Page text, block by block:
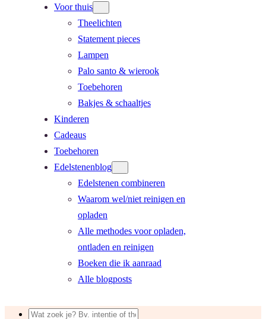
Voor thuis
Theelichten
Statement pieces
Lampen
Palo santo & wierook
Toebehoren
Bakjes & schaaltjes
Kinderen
Cadeaus
Toebehoren
Edelstenenblog
Edelstenen combineren
Waarom wel/niet reinigen en
opladen
Alle methodes voor opladen,
ontladen en reinigen
Boeken die ik aanraad
Alle blogposts